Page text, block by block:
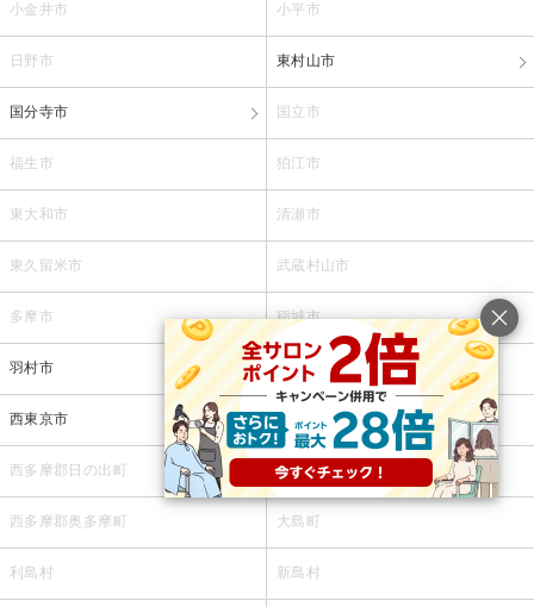
小金井市 小平市
日野市 東村山市
国分寺市 国立市
福生市 狛江市
東大和市 清瀬市
東久留米市 武蔵村山市
多摩市 稲城市
羽村市 あきる野市
西東京市 西多摩郡瑞穂町
西多摩郡日の出町 西多摩郡檜原村
西多摩郡奥多摩町 大島町
利島村 新島村